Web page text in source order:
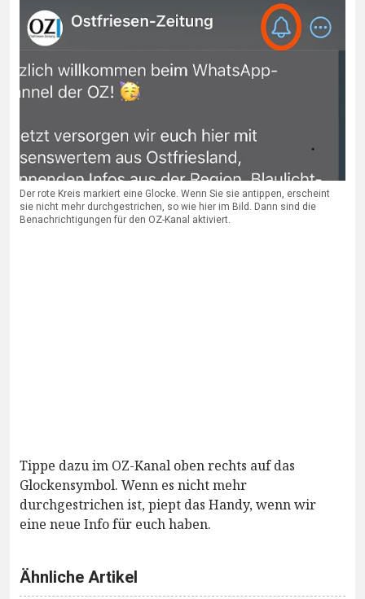
Der rote Kreis markiert eine Glocke. Wenn Sie sie antippen, erscheint
sie nicht mehr durchgestrichen, so wie hier im Bild. Dann sind die
Benachrichtigungen für den OZ-Kanal aktiviert.
Tippe dazu im OZ-Kanal oben rechts auf das
Glockensymbol. Wenn es nicht mehr
durchgestrichen ist, piept das Handy, wenn wir
eine neue Info für euch haben.
Ähnliche Artikel